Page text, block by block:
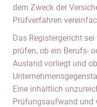
dem Zweck der
Prüfverfahren
Das Registergericht
prüfen, ob ein Berufs-
Ausland vorliegt und
Eine inhaltlich
Prüfungsaufwand und